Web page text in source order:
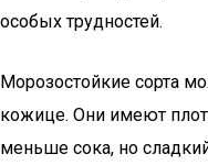
особых трудностей.
Морозостойкие сорта
кожице. Они имеют
меньше сока, но